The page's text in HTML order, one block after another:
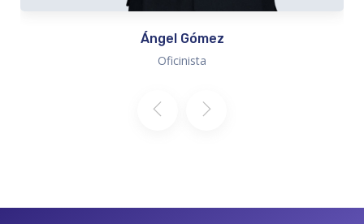
Ángel Gómez
Oficinista